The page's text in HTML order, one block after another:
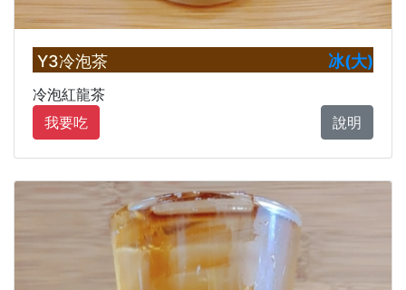
Y3冷泡茶 冰(大)
冷泡紅龍茶
我要吃
說明